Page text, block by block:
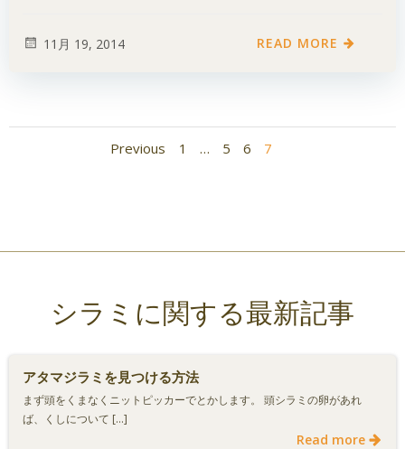
11月 19, 2014 READ MORE
Posts
Previous
Posts
Page
1 … Page
5 Page
6 Page
7
シラミに関する最新記事
アタマジラミを見つける方法
まず頭をくまなくニットピッカーでとかします。 頭シラミの卵があれ
ば、くしについて […]
Read more